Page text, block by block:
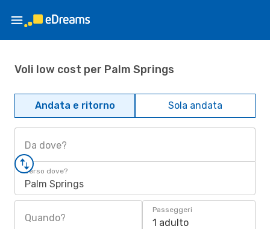
Voli low cost per Palm Springs
Andata e ritorno Sola andata
Da dove?
Verso dove?
Palm Springs
Quando?
Passeggeri
1 adulto